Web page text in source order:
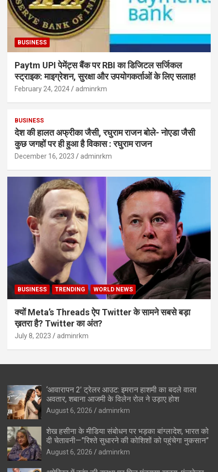
BUSINESS
Paytm UPI पेमेंट्स बैंक पर RBI का डिजिटल सर्जिकल
स्ट्राइक: माइग्रेशन, सुरक्षा और उपयोगकर्ताओं के लिए सलाह!
February 24, 2024 adminrkm
BUSINESS
देश की हालत अफ्रीका जैसी, रघुराम राजन बोले- नोएडा जैसी
कुछ जगहों पर ही हुआ है विकास : रघुराम राजन
December 16, 2023 adminrkm
BUSINESS TRENDING WORLD NEWS
क्यों Meta’s Threads ऐप Twitter के सामने सबसे बड़ा
ख़तरा है? Twitter का अंत?
July 8, 2023 adminrkm
‘आवारापन 2’ ट्रेलर आउट: इमरान हाशमी का बदले वाला
अवतार, शबाना आजमी के विलेन रोल ने उड़ाए होश
August 6, 2026 adminrkm
शेख हसीना के मीडिया संबोधन पर भड़का बांग्लादेश, भारत को
दी चेतावनी—”रिश्ते सुधारने की कोशिशों को पहुंचेगा नुकसान”
August 6, 2026 adminrkm